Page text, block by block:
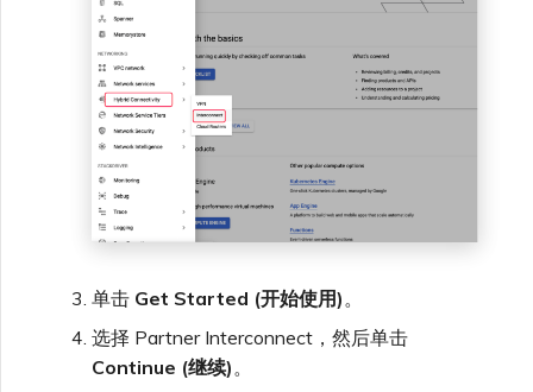
单击 Get Started (开始使用) 。
选择 Partner Interconnect，然后单击
Continue (继续) 。